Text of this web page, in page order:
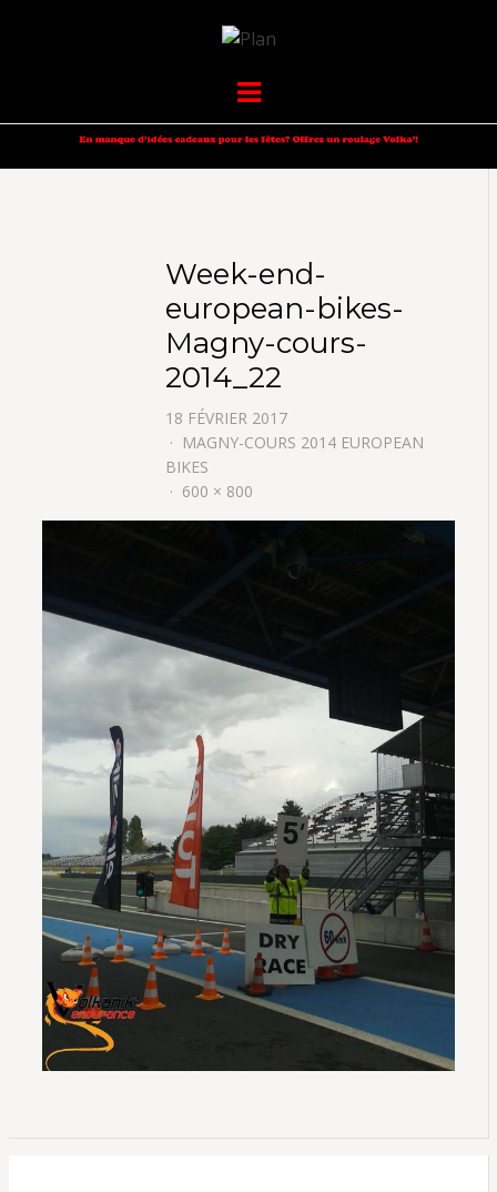
VOLKANIK-
ENDURANCE
Menu
Week-end-
european-bikes-
Magny-cours-
2014_22
18 FÉVRIER 2017
MAGNY-COURS 2014 EUROPEAN
BIKES
600 × 800